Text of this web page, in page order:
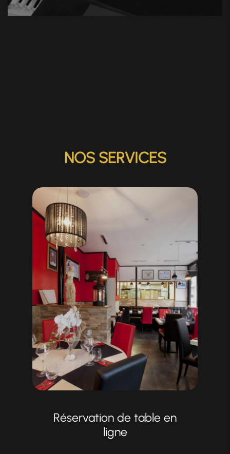
NOS SERVICES
Réservation de table en
ligne